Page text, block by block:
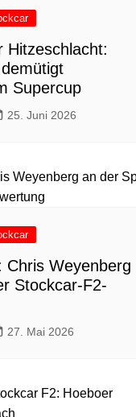
Hitzeschlacht:
Supercup
25. Juni 2026
Chris Weyenberg
Stockcar-F2-
27. Mai 2026